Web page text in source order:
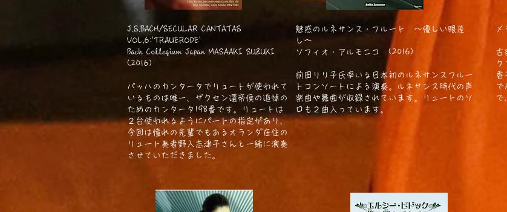
J.S.BACH/SECULAR CANTATAS
VOL.6:'TRAUERODE'
Bach Collegium Japan MASAAKI SUZUKI
(2016)
バッハのカンタータでリュートが使われて
いるものは唯一、ザクセン選帝侯の追悼の
ためのカンタータ198番です。リュートは
２台使われるようにパートの指定があり、
今回は憧れの先輩でもあるオランダ在住の
リュート奏者野入志津子さんと一緒に演奏
させていただきました。
魅惑のルネサンス・フルート 〜優しい眼差
し〜
ソフィオ・アルモニコ (2016)
​前田りり子氏率いる日本初のルネサンスフルー
トコンソートによる演奏。ルネサンス時代の声
楽曲や舞曲が収録されています。リュートのソ
ロも２曲入っています。
古
ク
香
で
で